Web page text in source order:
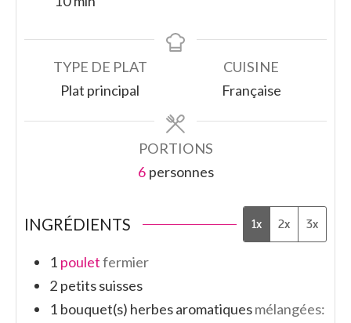
TYPE DE PLAT
Plat principal
CUISINE
Française
PORTIONS
6 personnes
INGRÉDIENTS 1x 2x 3x
1 pouletfermier
2 petits suisses
1 bouquet(s) herbes aromatiquesmélangées: